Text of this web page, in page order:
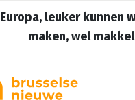
Europa, leuker kunnen
maken, wel